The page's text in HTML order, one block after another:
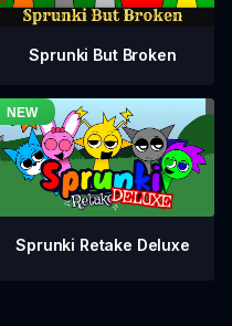
Sprunki But Broken
Sprunki Retake Deluxe